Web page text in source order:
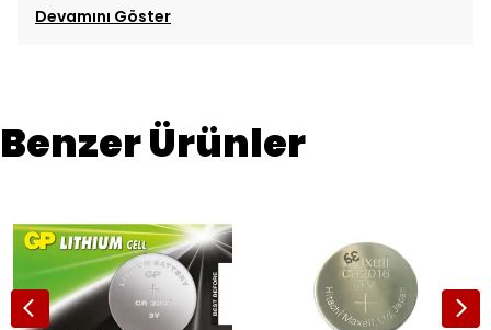
Devamını Göster
Benzer Ürünler